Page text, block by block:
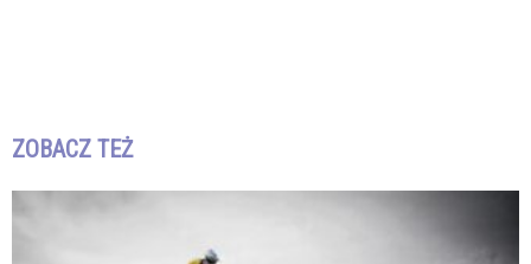
ZOBACZ TEŻ